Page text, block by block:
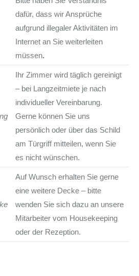
dafür, dass wir Ansprüche
aufgrund illegaler Aktivitäten im
Internet an Sie weiterleiten
müssen.
Ihr Zimmer wird täglich gereinigt
– bei Langzeitmiete je nach
individueller Vereinbarung.
Gerne können Sie uns
persönlich oder über das Schild
am Türgriff mitteilen, wenn Sie
es nicht wünschen.
Auf Wunsch erhalten Sie gerne
eine weitere Decke – bitte
wenden Sie sich dazu an unsere
Mitarbeiter vom Housekeeping
oder der Rezeption.